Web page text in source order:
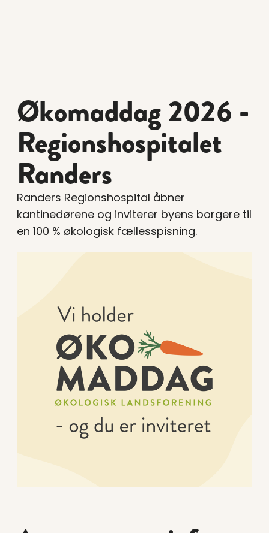
Økomaddag 2026 -
Regionshospitalet
Randers
Randers Regionshospital åbner
kantinedørene og inviterer byens borgere til
en 100 % økologisk fællesspisning.